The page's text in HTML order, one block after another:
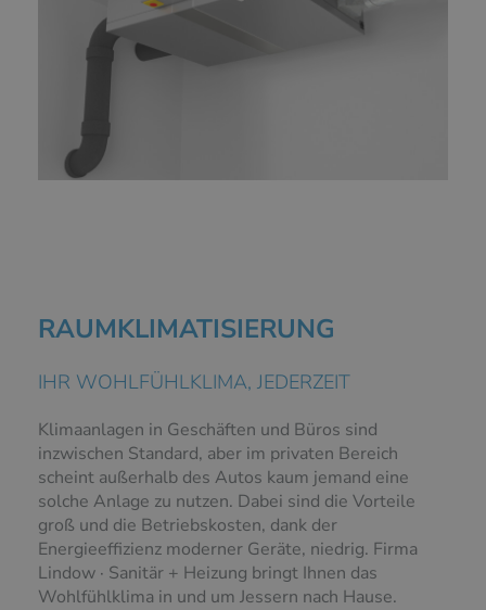
RAUMKLIMATISIERUNG
IHR WOHLFÜHLKLIMA, JEDERZEIT
Klimaanlagen in Geschäften und Büros sind
inzwischen Standard, aber im privaten Bereich
scheint außerhalb des Autos kaum jemand eine
solche Anlage zu nutzen. Dabei sind die Vorteile
groß und die Betriebskosten, dank der
Energieeffizienz moderner Geräte, niedrig. Firma
Lindow · Sanitär + Heizung bringt Ihnen das
Wohlfühlklima in und um Jessern nach Hause.